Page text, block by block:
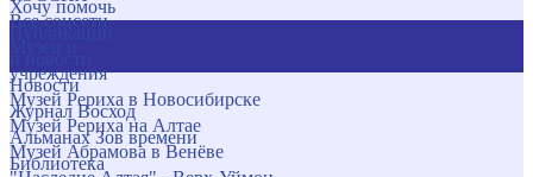
Все соцсети
учреждения
Музей Рериха в Новосибирске
Музей Рериха на Алтае
Музей Абрамова в Венёве
Хочу помочь
Новости
Журнал Восход
Альманах Зов времени
Библиотека